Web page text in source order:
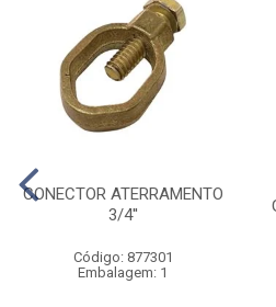
CONECTOR ATERRAMENTO
3/4''
Código: 877301
Embalagem: 1